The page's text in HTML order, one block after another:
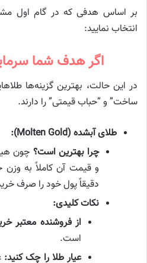
بر اساس هدفی که در گام اول
انتخاب نمایید:
اگر هدف شما
در این حالت، بهترین گزینه‌ها
ساخت” و “حباب قیمتی” را دارند.
طلای آبشده (Molten Gold):
چرا بهترین است؟ چون
و قیمت آن کاملاً به
دقیقاً پول خود را صرف
نکات کلیدی:
از فروشنده معتبر
است.
عیار طلا را چک کنید: